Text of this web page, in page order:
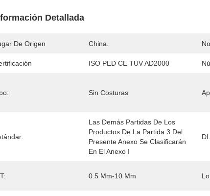
Detallada
De Origen China.
ISO PED CE TUV AD2000
Sin Costuras
Las Demás Partidas De Los
Productos De La Partida 3 Del
Presente Anexo Se Clasificarán
En El Anexo I
DI:
0.5 Mm-10 Mm